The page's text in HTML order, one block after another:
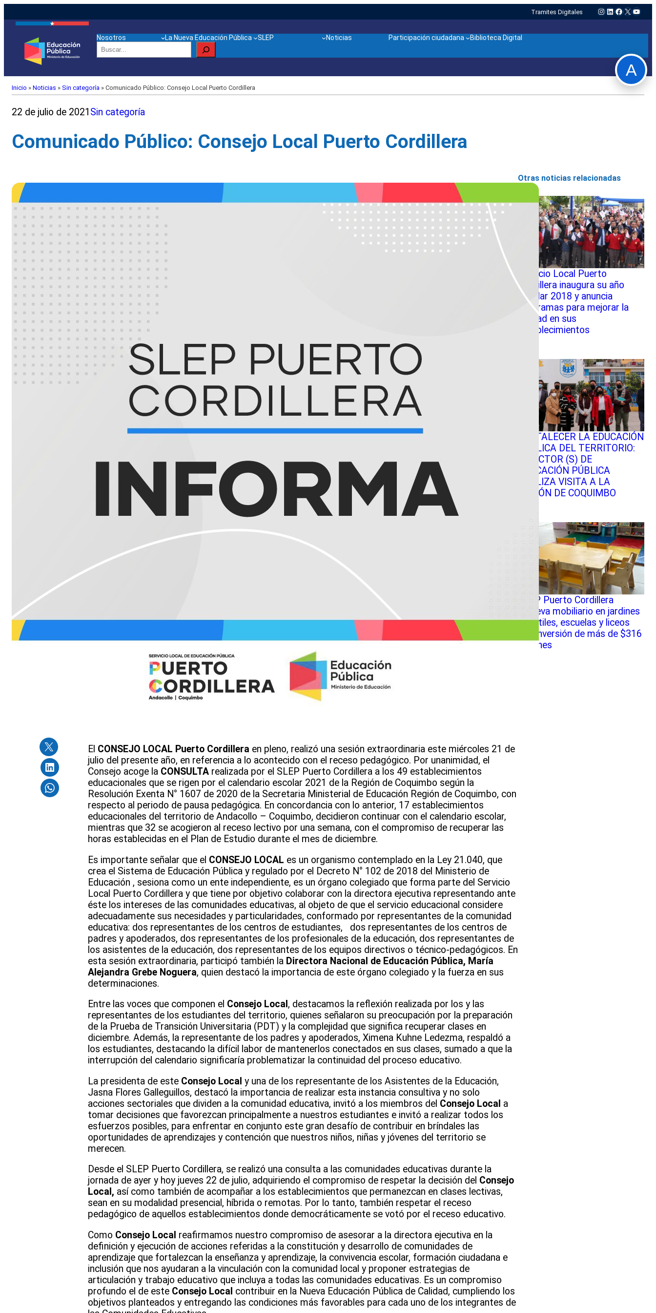
Tramites Digitales Instagram
LinkedIn
Facebook
X
Nosotros La Nueva Educación Pública SLEP Noticias Participación ciudadana
Biblioteca Digital
Buscar
Inicio » Noticias » Sin categoría » Comunicado Público: Consejo Local Puerto Cordillera
22 de julio de 2021 Sin categoría
Comunicado Público: Consejo Local Puerto Cordillera
El CONSEJO LOCAL Puerto Cordillera en pleno, realizó una sesión extraordinaria este miércoles 21 de
julio del presente año, en referencia a lo acontecido con el receso pedagógico. Por unanimidad, el
Consejo acoge la CONSULTA realizada por el SLEP Puerto Cordillera a los 49 establecimientos
educacionales que se rigen por el calendario escolar 2021 de la Región de Coquimbo según la
Resolución Exenta N° 1607 de 2020 de la Secretaria Ministerial de Educación Región de Coquimbo, con
respecto al periodo de pausa pedagógica. En concordancia con lo anterior, 17 establecimientos
educacionales del territorio de Andacollo – Coquimbo, decidieron continuar con el calendario escolar,
mientras que 32 se acogieron al receso lectivo por una semana, con el compromiso de recuperar las
horas establecidas en el Plan de Estudio durante el mes de diciembre.
Es importante señalar que el CONSEJO LOCAL es un organismo contemplado en la Ley 21.040, que
crea el Sistema de Educación Pública y regulado por el Decreto N° 102 de 2018 del Ministerio de
Educación , sesiona como un ente independiente, es un órgano colegiado que forma parte del Servicio
Local Puerto Cordillera y que tiene por objetivo colaborar con la directora ejecutiva representando ante
éste los intereses de las comunidades educativas, al objeto de que el servicio educacional considere
adecuadamente sus necesidades y particularidades, conformado por representantes de la comunidad
educativa: dos representantes de los centros de estudiantes, dos representantes de los centros de
padres y apoderados, dos representantes de los profesionales de la educación, dos representantes de
los asistentes de la educación, dos representantes de los equipos directivos o técnico-pedagógicos. En
esta sesión extraordinaria, participó también la Directora Nacional de Educación Pública, María
Alejandra Grebe Noguera, quien destacó la importancia de este órgano colegiado y la fuerza en sus
determinaciones.
Entre las voces que componen el Consejo Local , destacamos la reflexión realizada por los y las
representantes de los estudiantes del territorio, quienes señalaron su preocupación por la preparación
de la Prueba de Transición Universitaria (PDT) y la complejidad que significa recuperar clases en
diciembre. Además, la representante de los padres y apoderados, Ximena Kuhne Ledezma, respaldó a
los estudiantes, destacando la difícil labor de mantenerlos conectados en sus clases, sumado a que la
interrupción del calendario significaría problematizar la continuidad del proceso educativo.
La presidenta de este Consejo Local y una de los representante de los Asistentes de la Educación,
Jasna Flores Galleguillos, destacó la importancia de realizar esta instancia consultiva y no solo
acciones sectoriales que dividen a la comunidad educativa, invitó a los miembros del Consejo Local a
tomar decisiones que favorezcan principalmente a nuestros estudiantes e invitó a realizar todos los
esfuerzos posibles, para enfrentar en conjunto este gran desafío de contribuir en bríndales las
oportunidades de aprendizajes y contención que nuestros niños, niñas y jóvenes del territorio se
merecen.
Desde el SLEP Puerto Cordillera, se realizó una consulta a las comunidades educativas durante la
jornada de ayer y hoy jueves 22 de julio, adquiriendo el compromiso de respetar la decisión del Consejo
Local, así como también de acompañar a los establecimientos que permanezcan en clases lectivas,
sean en su modalidad presencial, híbrida o remotas. Por lo tanto, también respetar el receso
pedagógico de aquellos establecimientos donde democráticamente se votó por el receso educativo.
Como Consejo Local reafirmamos nuestro compromiso de asesorar a la directora ejecutiva en la
definición y ejecución de acciones referidas a la constitución y desarrollo de comunidades de
aprendizaje que fortalezcan la enseñanza y aprendizaje, la convivencia escolar, formación ciudadana e
inclusión que nos ayudaran a la vinculación con la comunidad local y proponer estrategias de
articulación y trabajo educativo que incluya a todas las comunidades educativas. Es un compromiso
profundo el de este Consejo Local contribuir en la Nueva Educación Pública de Calidad, cumpliendo los
objetivos planteados y entregando las condiciones más favorables para cada uno de los integrantes de
Otras noticias relacionadas
Servicio Local Puerto
Cordillera inaugura su año
escolar 2018 y anuncia
programas para mejorar la
calidad en sus
establecimientos
FORTALECER LA EDUCACIÓN
PÚBLICA DEL TERRITORIO:
DIRECTOR (S) DE
EDUCACIÓN PÚBLICA
REALIZA VISITA A LA
REGIÓN DE COQUIMBO
SLEP Puerto Cordillera
renueva mobiliario en jardines
infantiles, escuelas y liceos
con inversión de más de $316
millones
A